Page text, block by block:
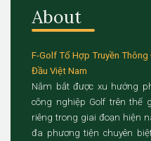
About
F-Golf Tổ Hợp Truyền
Đầu Việt Nam
Nắm bắt được xu hướng
công nghiệp Golf trên thế
riêng trong giai đoạn hiện
đa phương tiện chuyên